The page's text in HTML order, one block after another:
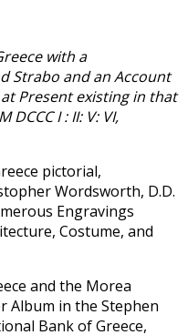
with a
Strabo and an Account
Present existing in that
I : II: V: VI,
pictorial,
Wordsworth, D.D.
Engravings
Costume, and
and the Morea
Album in the Stephen
Bank of Greece,